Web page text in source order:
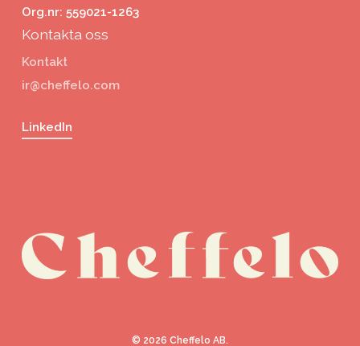
Org.nr: 559021-1263
Kontakta oss
Kontakt
ir@cheffelo.com
LinkedIn
© 2026 Cheffelo AB.